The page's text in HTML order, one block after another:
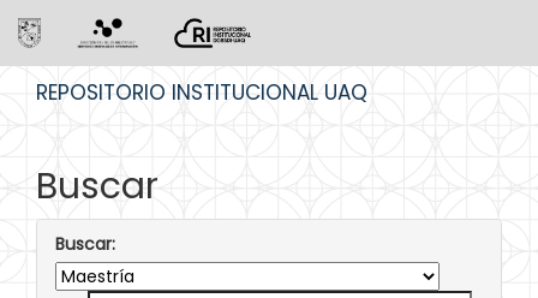
REPOSITORIO INSTITUCIONAL UAQ
Buscar
Buscar: